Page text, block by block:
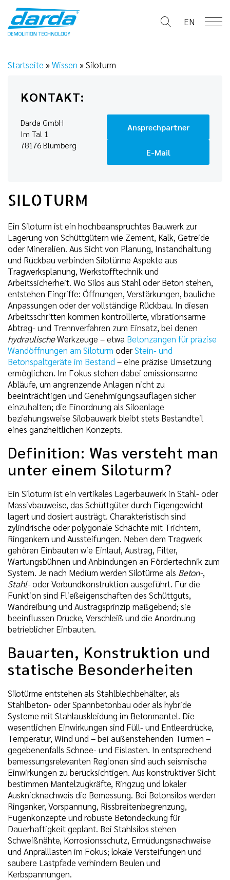
content
EN
Startseite »Wissen »Siloturm
KONTAKT:
Darda GmbH
Im Tal 1
78176 Blumberg
Ansprechpartner
E-Mail
SILOTURM
Ein Siloturm ist ein hochbeanspruchtes Bauwerk zur
Lagerung von Schüttgütern wie Zement, Kalk, Getreide
oder Mineralien. Aus Sicht von Planung, Instandhaltung
und Rückbau verbinden Silotürme Aspekte aus
Tragwerksplanung, Werkstofftechnik und
Arbeitssicherheit. Wo Silos aus Stahl oder Beton stehen,
entstehen Eingriffe: Öffnungen, Verstärkungen, bauliche
Anpassungen oder der vollständige Rückbau. In diesen
Arbeitsschritten kommen kontrollierte, vibrationsarme
Abtrag- und Trennverfahren zum Einsatz, bei denen
hydraulischeWerkzeuge – etwa Betonzangen für präzise
Wandöffnungen am Siloturm oderStein- und
Betonspaltgeräte im Bestand – eine präzise Umsetzung
ermöglichen. Im Fokus stehen dabei emissionsarme
Abläufe, um angrenzende Anlagen nicht zu
beeinträchtigen und Genehmigungsauflagen sicher
einzuhalten; die Einordnung als Siloanlage
beziehungsweise Silobauwerk bleibt stets Bestandteil
eines ganzheitlichen Konzepts.
Definition: Was versteht man
unter einem Siloturm?
Ein Siloturm ist ein vertikales Lagerbauwerk in Stahl- oder
Massivbauweise, das Schüttgüter durch Eigengewicht
lagert und dosiert austrägt. Charakteristisch sind
zylindrische oder polygonale Schächte mit Trichtern,
Ringankern und Aussteifungen. Neben dem Tragwerk
gehören Einbauten wie Einlauf, Austrag, Filter,
Wartungsbühnen und Anbindungen an Fördertechnik zum
System. Je nach Medium werden Silotürme als Beton-,
Stahl-oder Verbundkonstruktion ausgeführt. Für die
Funktion sind Fließeigenschaften des Schüttguts,
Wandreibung und Austragsprinzip maßgebend; sie
beeinflussen Drücke, Verschleiß und die Anordnung
betrieblicher Einbauten.
Bauarten, Konstruktion und
statische Besonderheiten
Silotürme entstehen als Stahlblechbehälter, als
Stahlbeton- oder Spannbetonbau oder als hybride
Systeme mit Stahlauskleidung im Betonmantel. Die
wesentlichen Einwirkungen sind Füll- und Entleerdrücke,
Temperatur, Wind und – bei außenstehenden Türmen –
gegebenenfalls Schnee- und Eislasten. In entsprechend
bemessungsrelevanten Regionen sind auch seismische
Einwirkungen zu berücksichtigen. Aus konstruktiver Sicht
bestimmen Mantelzugkräfte, Ringzug und lokaler
Ausknicknachweis die Bemessung. Bei Betonsilos werden
Ringanker, Vorspannung, Rissbreitenbegrenzung,
Fugenkonzepte und robuste Betondeckung für
Dauerhaftigkeit geplant. Bei Stahlsilos stehen
Schweißnähte, Korrosionsschutz, Ermüdungsnachweise
und Anpralllasten im Fokus; lokale Versteifungen und
saubere Lastpfade verhindern Beulen und
Kerbspannungen.